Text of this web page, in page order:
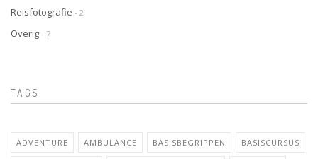
Reisfotografie - 2
Overig - 7
TAGS
ADVENTURE AMBULANCE BASISBEGRIPPEN BASISCURSUS